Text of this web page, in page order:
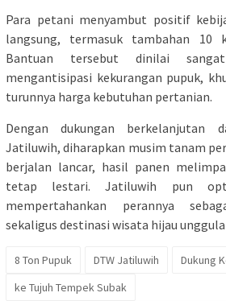
Para petani menyambut positif
langsung, termasuk tambahan 10
Bantuan tersebut dinilai
mengantisipasi kekurangan pupuk,
turunnya harga kebutuhan pertanian.
Dengan dukungan berkelanjutan
Jatiluwih, diharapkan musim tanam
berjalan lancar, hasil panen
tetap lestari. Jatiluwih pun
mempertahankan perannya
sekaligus destinasi wisata hijau
8 Ton Pupuk DTW Jatiluwih
Dukung
ke Tujuh Tempek Subak